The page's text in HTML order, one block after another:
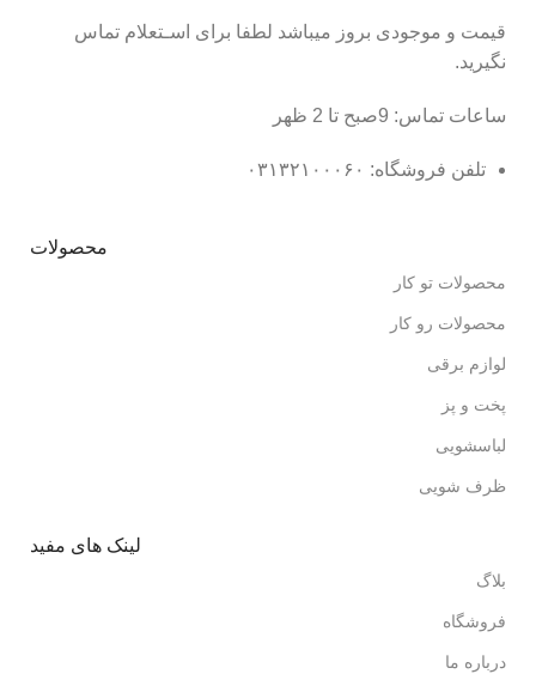
قیمت و موجودی بروز میباشد لطفا برای اسـتعلام تماس
نگیرید.
ساعات تماس: 9صبح تا 2 ظهر
تلفن فروشگاه: ۰۳۱۳۲۱۰۰۰۶۰
محصولات
محصولات تو کار
محصولات رو کار
لوازم برقی
پخت و پز
لباسشویی
ظرف شویی
لینک های مفید
بلاگ
فروشگاه
درباره ما